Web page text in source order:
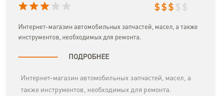
$ $ $ $ $
Интернет-магазин автомобильных запчастей, масел, а также
инструментов, необходимых для ремонта.
ПОДРОБНЕЕ
Интернет-магазин автомобильных запчастей, масел, а
также инструментов, необходимых для ремонта.